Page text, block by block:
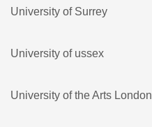
University of Surrey
University of ussex
University of the Arts London